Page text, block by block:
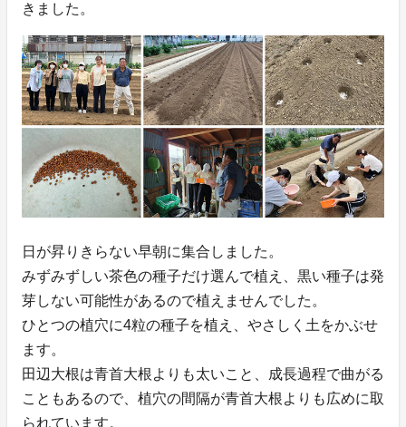
きました。
日が昇りきらない早朝に集合しました。
みずみずしい茶色の種子だけ選んで植え、黒い種子は発
芽しない可能性があるので植えませんでした。
ひとつの植穴に4粒の種子を植え、やさしく土をかぶせ
ます。
田辺大根は青首大根よりも太いこと、成長過程で曲がる
こともあるので、植穴の間隔が青首大根よりも広めに取
られています。